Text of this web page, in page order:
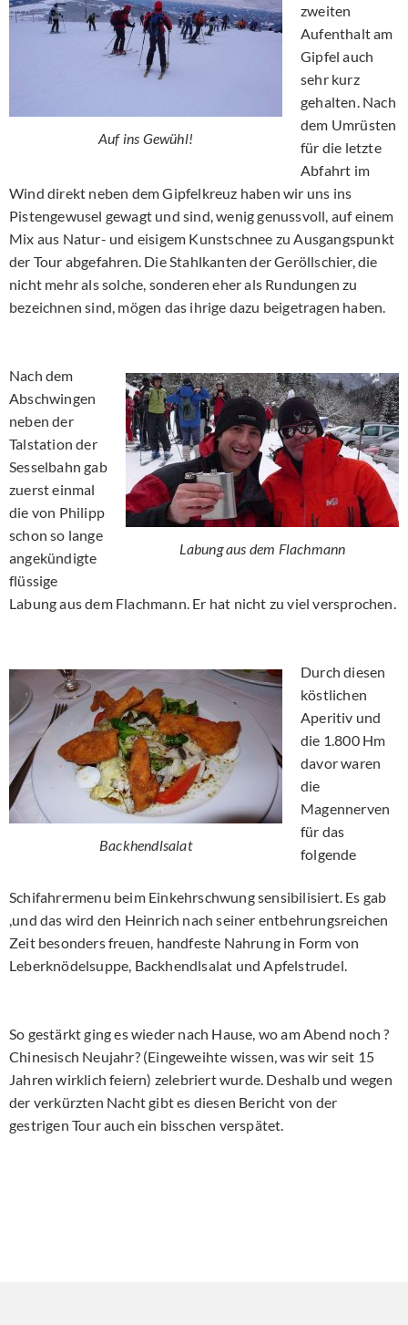
Auf ins Gewühl!
zweiten
Aufenthalt am
Gipfel auch
sehr kurz
gehalten. Nach
dem Umrüsten
für die letzte
Abfahrt im
Wind direkt neben dem Gipfelkreuz haben wir uns ins
Pistengewusel gewagt und sind, wenig genussvoll, auf einem
Mix aus Natur- und eisigem Kunstschnee zu Ausgangspunkt
der Tour abgefahren. Die Stahlkanten der Geröllschier, die
nicht mehr als solche, sonderen eher als Rundungen zu
bezeichnen sind, mögen das ihrige dazu beigetragen haben.
Labung aus dem Flachmann
Nach dem
Abschwingen
neben der
Talstation der
Sesselbahn gab
zuerst einmal
die von Philipp
schon so lange
angekündigte
flüssige
Labung aus dem Flachmann. Er hat nicht zu viel versprochen.
Backhendlsalat
Durch diesen
köstlichen
Aperitiv und
die 1.800 Hm
davor waren
die
Magennerven
für das
folgende
Schifahrermenu beim Einkehrschwung sensibilisiert. Es gab
,und das wird den Heinrich nach seiner entbehrungsreichen
Zeit besonders freuen, handfeste Nahrung in Form von
Leberknödelsuppe, Backhendlsalat und Apfelstrudel.
So gestärkt ging es wieder nach Hause, wo am Abend noch ?
Chinesisch Neujahr? (Eingeweihte wissen, was wir seit 15
Jahren wirklich feiern) zelebriert wurde. Deshalb und wegen
der verkürzten Nacht gibt es diesen Bericht von der
gestrigen Tour auch ein bisschen verspätet.